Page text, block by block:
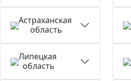
Астраханская
область
Липецкая
область